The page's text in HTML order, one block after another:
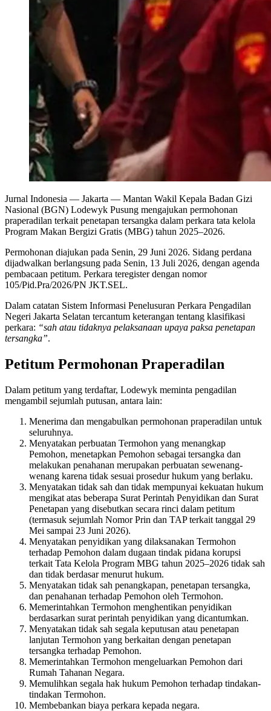
Jurnal Indonesia — Jakarta — Mantan Wakil Kepala Badan Gizi
Nasional (BGN) Lodewyk Pusung mengajukan permohonan
praperadilan terkait penetapan tersangka dalam perkara tata kelola
Program Makan Bergizi Gratis (MBG) tahun 2025–2026.
Permohonan diajukan pada Senin, 29 Juni 2026. Sidang perdana
dijadwalkan berlangsung pada Senin, 13 Juli 2026, dengan agenda
pembacaan petitum. Perkara teregister dengan nomor
105/Pid.Pra/2026/PN JKT.SEL.
Dalam catatan Sistem Informasi Penelusuran Perkara Pengadilan
Negeri Jakarta Selatan tercantum keterangan tentang klasifikasi
perkara: “sah atau tidaknya pelaksanaan upaya paksa penetapan
tersangka”.
Petitum Permohonan Praperadilan
Dalam petitum yang terdaftar, Lodewyk meminta pengadilan
mengambil sejumlah putusan, antara lain:
Menerima dan mengabulkan permohonan praperadilan untuk
seluruhnya.
Menyatakan perbuatan Termohon yang menangkap
Pemohon, menetapkan Pemohon sebagai tersangka dan
melakukan penahanan merupakan perbuatan sewenang-
wenang karena tidak sesuai prosedur hukum yang berlaku.
Menyatakan tidak sah dan tidak mempunyai kekuatan hukum
mengikat atas beberapa Surat Perintah Penyidikan dan Surat
Penetapan yang disebutkan secara rinci dalam petitum
(termasuk sejumlah Nomor Prin dan TAP terkait tanggal 29
Mei sampai 23 Juni 2026).
Menyatakan penyidikan yang dilaksanakan Termohon
terhadap Pemohon dalam dugaan tindak pidana korupsi
terkait Tata Kelola Program MBG tahun 2025–2026 tidak sah
dan tidak berdasar menurut hukum.
Menyatakan tidak sah penangkapan, penetapan tersangka,
dan penahanan terhadap Pemohon oleh Termohon.
Memerintahkan Termohon menghentikan penyidikan
berdasarkan surat perintah penyidikan yang dicantumkan.
Menyatakan tidak sah segala keputusan atau penetapan
lanjutan Termohon yang berkaitan dengan penetapan
tersangka terhadap Pemohon.
Memerintahkan Termohon mengeluarkan Pemohon dari
Rumah Tahanan Negara.
Memulihkan segala hak hukum Pemohon terhadap tindakan-
tindakan Termohon.
Membebankan biaya perkara kepada negara.